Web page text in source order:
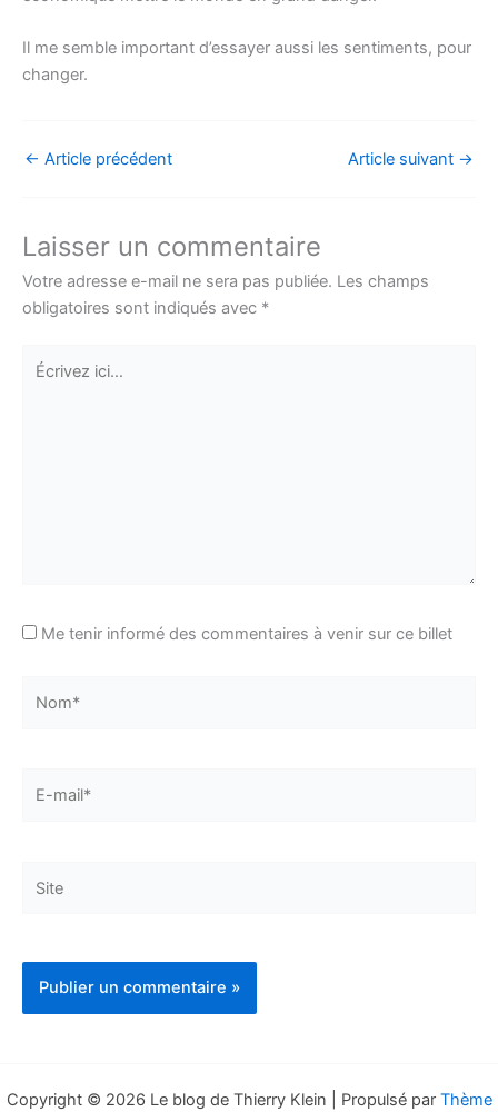
Il me semble important d’essayer aussi les sentiments, pour
changer.
← Article précédent Article suivant →
Laisser un commentaire
Votre adresse e-mail ne sera pas publiée. Les champs
obligatoires sont indiqués avec *
Écrivez
Me tenir informé des commentaires à venir sur ce billet
mail*
Copyright © 2026 Le blog de Thierry Klein | Propulsé par Thème